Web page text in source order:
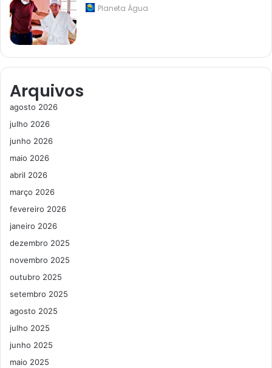
Planeta Água
Arquivos
agosto 2026
julho 2026
junho 2026
maio 2026
abril 2026
março 2026
fevereiro 2026
janeiro 2026
dezembro 2025
novembro 2025
outubro 2025
setembro 2025
agosto 2025
julho 2025
junho 2025
maio 2025